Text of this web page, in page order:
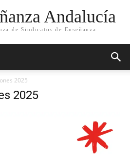
Andalucía
de Sindicatos de Enseñanza
2025
2025